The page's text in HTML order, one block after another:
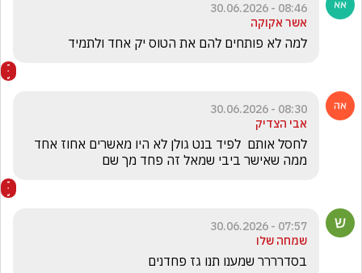
08:46 - 30.06.2026
אשר אקוקה
למה לא פותחים להם את הטוס יק אחד ולתמיד
08:30 - 30.06.2026
אבי הצדיק
ממה שאישר ביבי שמאל זה פחד מך שם
07:57 - 30.06.2026
שמחה שלו
בסדרררר שמענו תנו גז פחדנים